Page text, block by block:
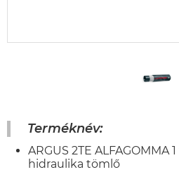
Terméknév:
ARGUS 2TE
hidraulika tömlő